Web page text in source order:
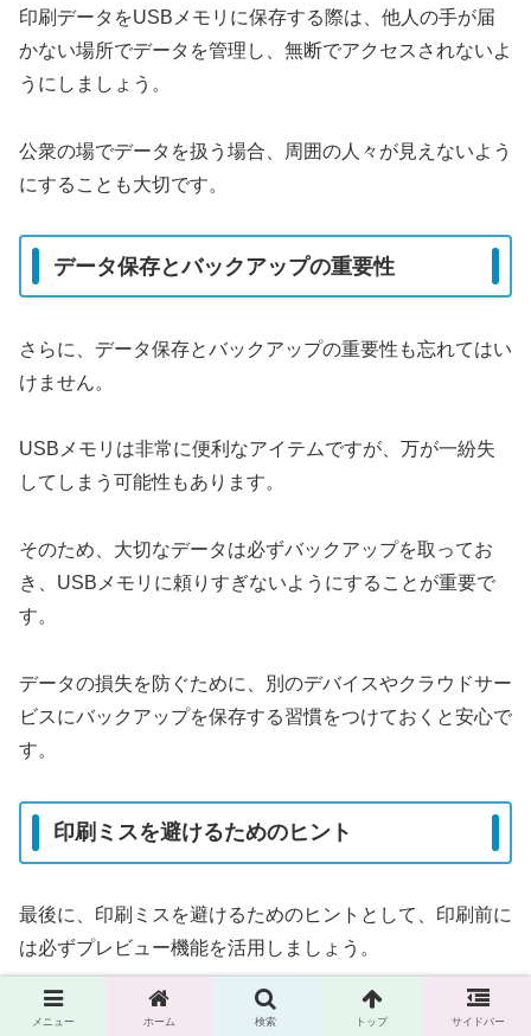
印刷データをUSBメモリに保存する際は、他人の手が届
かない場所でデータを管理し、無断でアクセスされないよ
うにしましょう。
公衆の場でデータを扱う場合、周囲の人々が見えないよう
にすることも大切です。
データ保存とバックアップの重要性
さらに、データ保存とバックアップの重要性も忘れてはい
けません。
USBメモリは非常に便利なアイテムですが、万が一紛失
してしまう可能性もあります。
そのため、大切なデータは必ずバックアップを取ってお
き、USBメモリに頼りすぎないようにすることが重要で
す。
データの損失を防ぐために、別のデバイスやクラウドサー
ビスにバックアップを保存する習慣をつけておくと安心で
す。
印刷ミスを避けるためのヒント
最後に、印刷ミスを避けるためのヒントとして、印刷前に
は必ずプレビュー機能を活用しましょう。
印刷する前に、データや設定が正しいかを確認すること
メニュー ホーム 検索 トップ サイドバー